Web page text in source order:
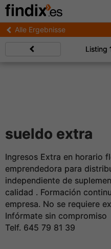
Alle Ergebnisse
Listing
sueldo extra
Ingresos Extra en horario
emprendedora para
independiente de
calidad . Formación
empresa. No se requiere
Infórmate sin compromiso
Telf. 645 79 81 39